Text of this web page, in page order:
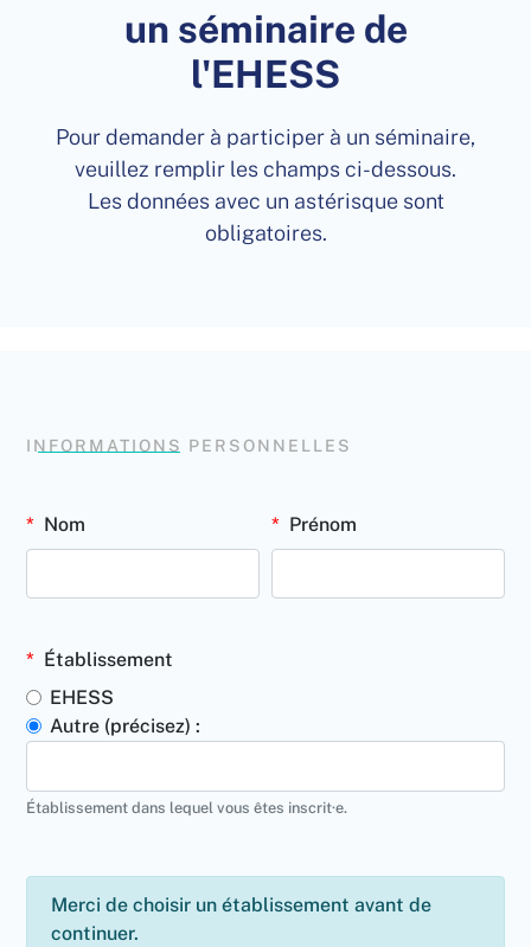
un séminaire de
l'EHESS
Pour demander à participer à un séminaire,
veuillez remplir les champs ci-dessous.
Les données avec un astérisque sont
obligatoires.
INFORMATIONS PERSONNELLES
Nom Prénom
Établissement
EHESS
Autre (précisez) :
Établissement dans lequel vous êtes inscrit·e.
Merci de choisir un établissement avant de
continuer.